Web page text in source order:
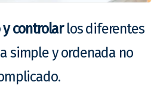
y controlarlos diferentes
simple y ordenada no